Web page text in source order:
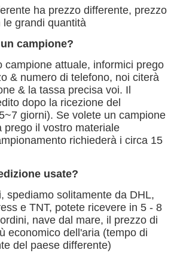
ha prezzo differente, prezzo
grandi quantità
campione?
campione attuale, informici prego
& numero di telefono, noi citerà
& la tassa precisa voi. Il
dopo la ricezione del
giorni). Se volete un campione
prego il vostro materiale
richiederà i circa 15
usate?
spediamo solitamente da DHL,
e TNT, potete ricevere in 5 - 8
nave dal mare, il prezzo di
economico dell'aria (tempo di
del paese differente)